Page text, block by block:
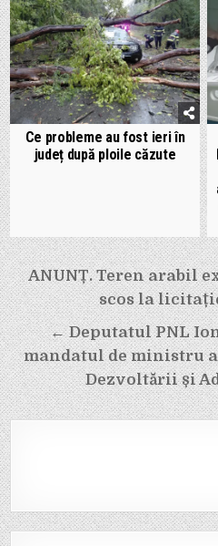
Ce probleme au fost ieri în
județ după ploile căzute
Navigare
în
articole
ANUNȚ. Teren arabil
scos la
← Deputatul PNL
mandatul de ministru
Dezvoltării și